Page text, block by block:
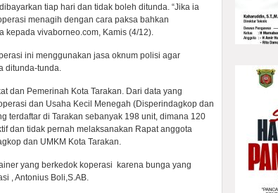
tiap hari dan tidak boleh ditunda. “Jika ia
menagih dengan cara paksa bahkan
kepada vivaborneo.com, Kamis (4/12).
ini menggunakan jasa oknum polisi agar
ditunda-tunda.
dan Pemerinah Kota Tarakan. Dari data yang
dan Usaha Kecil Menegah (Disperindagkop dan
terdaftar di Tarakan sebanyak 198 unit, dimana 120
dan tidak pernah melaksanakan Rapat anggota
dan UMKM Kota Tarakan.
yang berkedok koperasi karena bunga yang
, Antonius Boli,S.AB.